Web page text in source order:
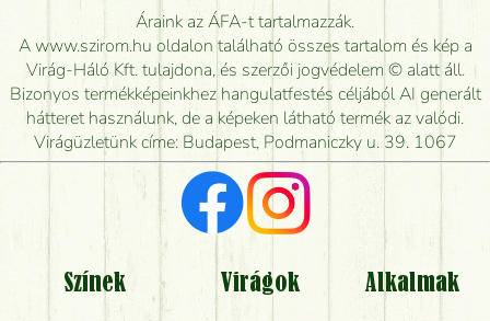
Meddig rendelhetek virágküldést úgy, hogy még ma
kiszállítsák?
Mennyire gyorsan tudják elkészíteni a csokrot, és
mikor tudják leghamarabb kiszállítani?
Vörös rózsát keresek, van önöknél?
Milyen visszajelzést kapok a virágküldésről?
Tényleg azt kapom, ami a képen van?
Mit kell tudni a virágcsokrok szállításáról?
Áraink az ÁFA-t tartalmazzák.
A www.szirom.hu oldalon található összes tartalom és kép a
Virág-Háló Kft. tulajdona, és szerzői jogvédelem © alatt áll.
Bizonyos termékképeinkhez hangulatfestés céljából AI generált
hátteret használunk, de a képeken látható termék az valódi.
Virágüzletünk címe: Budapest, Podmaniczky u. 39. 1067
Színek Virágok Alkalmak